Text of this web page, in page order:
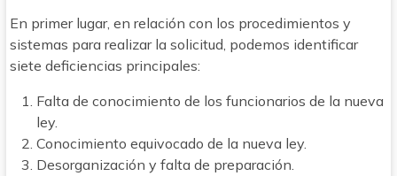
En primer lugar, en relación con los procedimientos y
sistemas para realizar la solicitud, podemos identificar
siete deficiencias principales:
Falta de conocimiento de los funcionarios de la nueva
ley.
Conocimiento equivocado de la nueva ley.
Desorganización y falta de preparación.